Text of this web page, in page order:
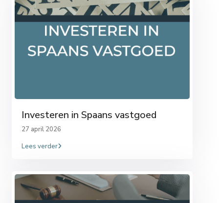
Investeren in Spaans vastgoed
27 april 2026
Lees verder